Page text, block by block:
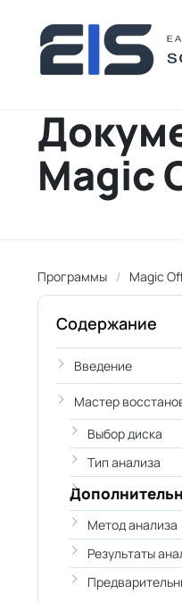
Magic
Программы Magic
Содержание
Введение
Мастер
Выбор диска
Тип анализа
Метод анализа
Результаты